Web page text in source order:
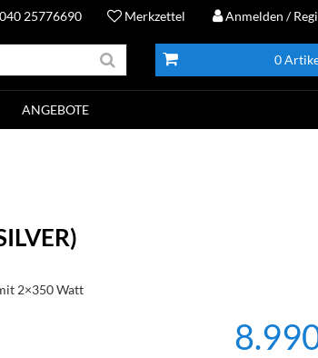
040 25776690 Merkzettel Anmelden /
0
ANGEBOTE
2×350 Watt